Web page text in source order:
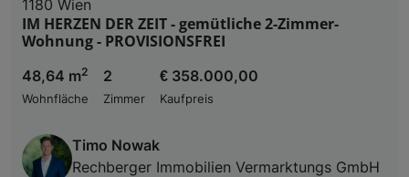
1180 Wien
IM HERZEN DER ZEIT - gemütliche 2-Zimmer-
Wohnung - PROVISIONSFREI
48,64 m2
Wohnfläche
2
Zimmer
€ 358.000,00
Kaufpreis
Timo Nowak
Rechberger Immobilien Vermarktungs GmbH